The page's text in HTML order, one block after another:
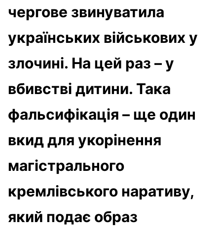
чергове звинуватила
українських військових у
злочині. На цей раз – у
вбивстві дитини. Така
фальсифікація – ще один
вкид для укорінення
магістрального
кремлівського наративу,
який подає образ